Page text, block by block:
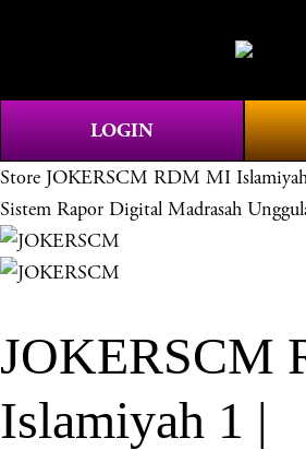
e
u
LOGIN
Store JOKERSCM RDM MI
Sistem Rapor Digital Madrasah
JOKERSCM
Islamiyah 1 |